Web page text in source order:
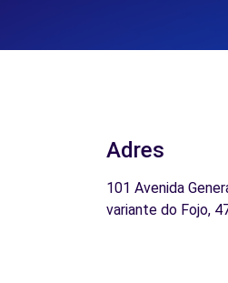
Adres
101 Avenida
variante do Fojo,